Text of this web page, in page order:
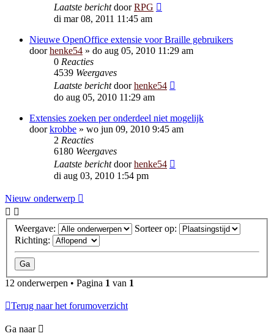
Laatste berichtdoorRPG
di mar 08, 2011 11:45 am
Nieuwe OpenOffice extensie voor Braille gebruikers
doorhenke54 » do aug 05, 2010 11:29 am
0 Reacties
4539 Weergaves
Laatste berichtdoorhenke54
do aug 05, 2010 11:29 am
Extensies zoeken per onderdeel niet mogelijk
doorkrobbe » wo jun 09, 2010 9:45 am
2 Reacties
6180 Weergaves
Laatste berichtdoorhenke54
di aug 03, 2010 1:54 pm
Nieuw onderwerp
Weergave:
Sorteer op:
Richting:
12 onderwerpen • Pagina 1 van 1
Terug naar het forumoverzicht
Ga naar